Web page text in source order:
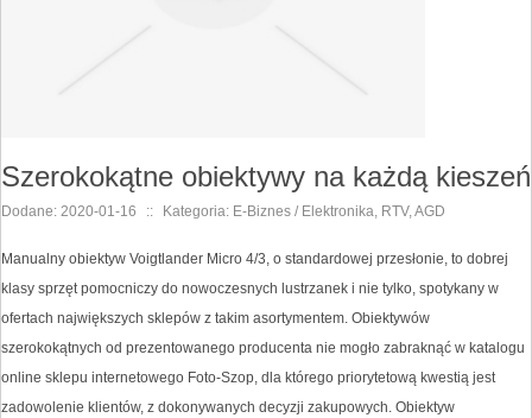
Szerokokątne obiektywy na każdą kieszeń
Dodane: 2020-01-16 :: Kategoria: E-Biznes / Elektronika, RTV, AGD
Manualny obiektyw Voigtlander Micro 4/3, o standardowej przesłonie, to dobrej
klasy sprzęt pomocniczy do nowoczesnych lustrzanek i nie tylko, spotykany w
ofertach największych sklepów z takim asortymentem. Obiektywów
szerokokątnych od prezentowanego producenta nie mogło zabraknąć w katalogu
online sklepu internetowego Foto-Szop, dla którego priorytetową kwestią jest
zadowolenie klientów, z dokonywanych decyzji zakupowych. Obiektyw